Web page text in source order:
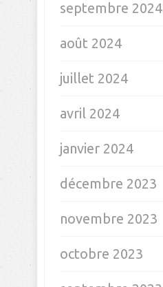
septembre 2024
août 2024
juillet 2024
avril 2024
janvier 2024
décembre 2023
novembre 2023
octobre 2023